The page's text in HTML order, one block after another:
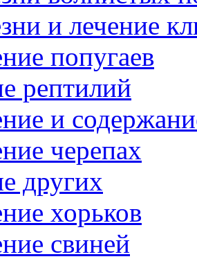
и лечение
попугаев
рептилий
и
черепах
других
хорьков
свиней